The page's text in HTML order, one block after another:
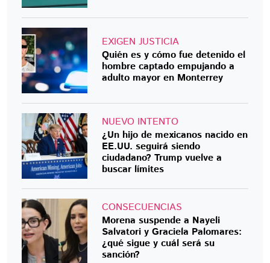
EXIGEN JUSTICIA
Quién es y cómo fue detenido el
hombre captado empujando a
adulto mayor en Monterrey
NUEVO INTENTO
¿Un hijo de mexicanos nacido en
EE.UU. seguirá siendo
ciudadano? Trump vuelve a
buscar límites
CONSECUENCIAS
Morena suspende a Nayeli
Salvatori y Graciela Palomares:
¿qué sigue y cuál será su
sanción?